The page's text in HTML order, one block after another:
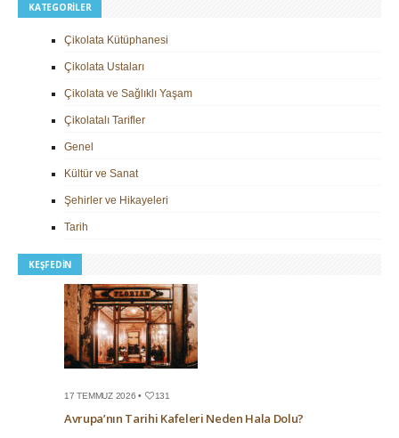
KATEGORILER
Çikolata Kütüphanesi
Çikolata Ustaları
Çikolata ve Sağlıklı Yaşam
Çikolatalı Tarifler
Genel
Kültür ve Sanat
Şehirler ve Hikayeleri
Tarih
KEŞFEDIN
17 TEMMUZ 2026 • 131
Avrupa’nın Tarihi Kafeleri Neden Hala Dolu?